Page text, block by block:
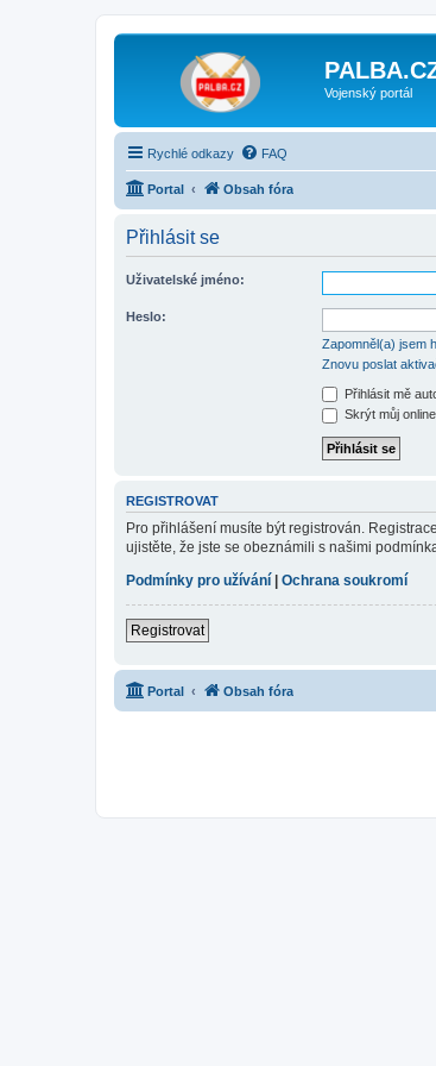
Vojenský portál
Rychlé odkazy FAQ
Portal Obsah fóra
Přihlásit se
Uživatelské jméno:
Heslo:
Zapomněl(a) jsem
Znovu poslat
Přihlásit mě
Skrýt můj
REGISTROVAT
Pro přihlášení musíte být registrován.
ujistěte, že jste se obeznámili s našimi
Podmínky pro užívání
Ochrana soukromí
Registrovat
Portal Obsah fóra